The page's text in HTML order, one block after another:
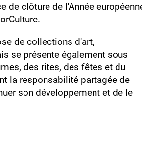
de clôture de l'Année
de collections d'art,
se présente également sous
des rites, des fêtes et du
la responsabilité partagée de
son développement et de le